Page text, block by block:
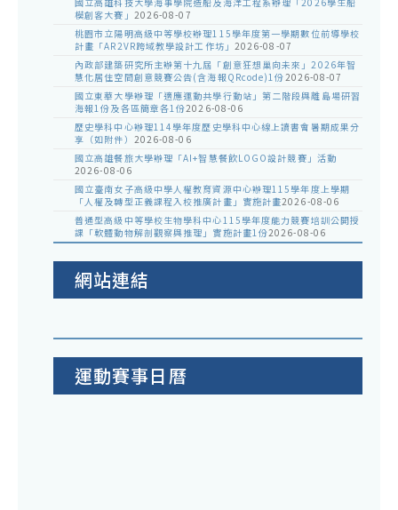
模創客大賽」 2026-08-07
桃園市立陽明高級中等學校辦理115學年度第一學期數位前導學校
計畫「AR2VR跨域教學設計工作坊」 2026-08-07
內政部建築研究所主辦第十九屆「創意狂想巢向未來」2026年智
慧化居住空間創意競賽公告(含海報QRcode)1份2026-08-07
國立東華大學辦理「適應運動共學行動站」第二階段與離島場研習
海報1份及各區簡章各1份2026-08-06
歷史學科中心辦理114學年度歷史學科中心線上讀書會暑期成果分
享（如附件） 2026-08-06
國立高雄餐旅大學辦理「AI+智慧餐飲LOGO設計競賽」活動
2026-08-06
國立臺南女子高級中學人權教育資源中心辦理115學年度上學期
「人權及轉型正義課程入校推廣計畫」實施計畫2026-08-06
普通型高級中等學校生物學科中心115學年度能力競賽培訓公開授
課「軟體動物解剖觀察與推理」實施計畫1份2026-08-06
網站連結
運動賽事日曆